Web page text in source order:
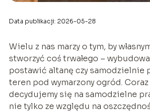
Data publikacji: 2026-05-28
Wielu z nas marzy o tym, by
stworzyć coś trwałego –
postawić altanę czy samodzielnie
teren pod wymarzony ogród.
decydujemy się na samodzielne
nie tylko ze względu na